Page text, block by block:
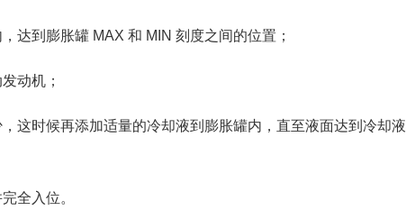
达到膨胀罐 MAX 和 MIN 刻度之间的位置；
动机；
这时候再添加适量的冷却液到膨胀罐内，直至液面达到冷却液
全入位。